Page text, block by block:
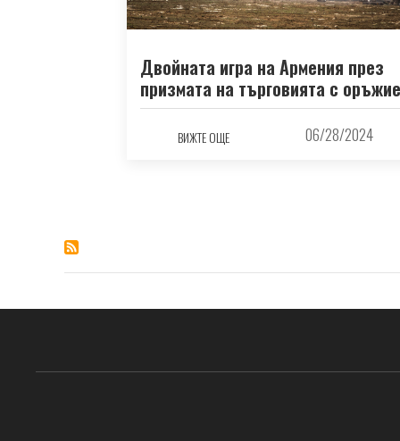
Двойната игра на Армения през
призмата на търговията с оръжие
ВИЖТЕ ОЩЕ 06/28/2024